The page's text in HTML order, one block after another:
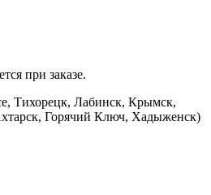
при заказе.
Тихорецк, Лабинск, Крымск,
Горячий Ключ, Хадыженск)